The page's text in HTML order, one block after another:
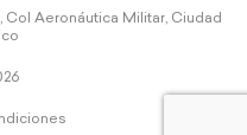
Col Aeronáutica Militar, Ciudad